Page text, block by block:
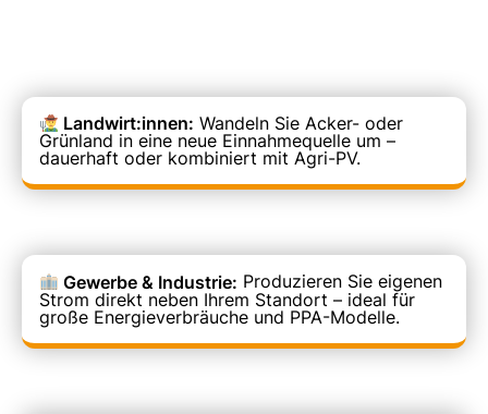
Landwirt:innen: Wandeln Sie Acker- oder
Grünland in eine neue Einnahmequelle um –
dauerhaft oder kombiniert mit Agri-PV.
Gewerbe & Industrie: Produzieren Sie eigenen
Strom direkt neben Ihrem Standort – ideal für
große Energieverbräuche und PPA-Modelle.